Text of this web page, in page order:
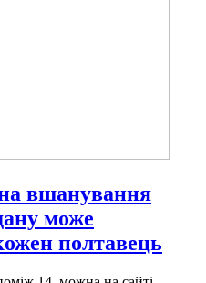
на вшанування
може
полтавець